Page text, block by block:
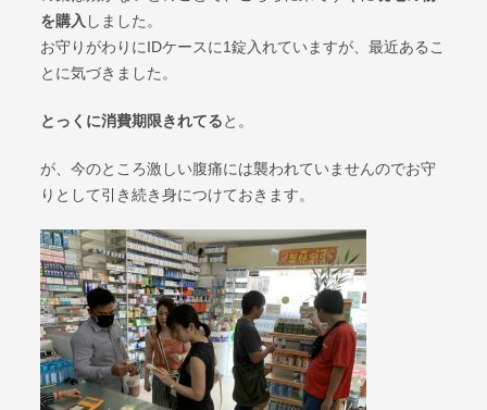
を購入 しました。
お守りがわりにIDケースに1錠入れていますが、最近あるこ
とに気づきました。
とっくに消費期限きれてると。
が、今のところ激しい腹痛には襲われていませんのでお守
りとして引き続き身につけておきます。